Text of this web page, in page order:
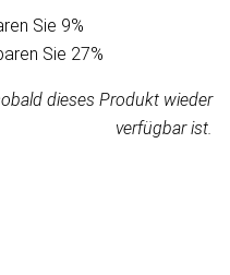
Sie 9%
Sie 27%
dieses Produkt wieder
verfügbar ist.